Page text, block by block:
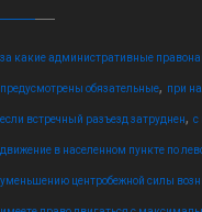
за какие административные
предусмотрены обязательные, при
если встречный разъезд затруднен, с
движение в населенном пункте по
уменьшению центробежной силы